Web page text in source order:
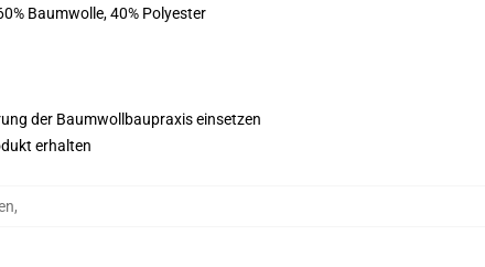
Baumwolle, 40% Polyester
der Baumwollbaupraxis einsetzen
erhalten
,